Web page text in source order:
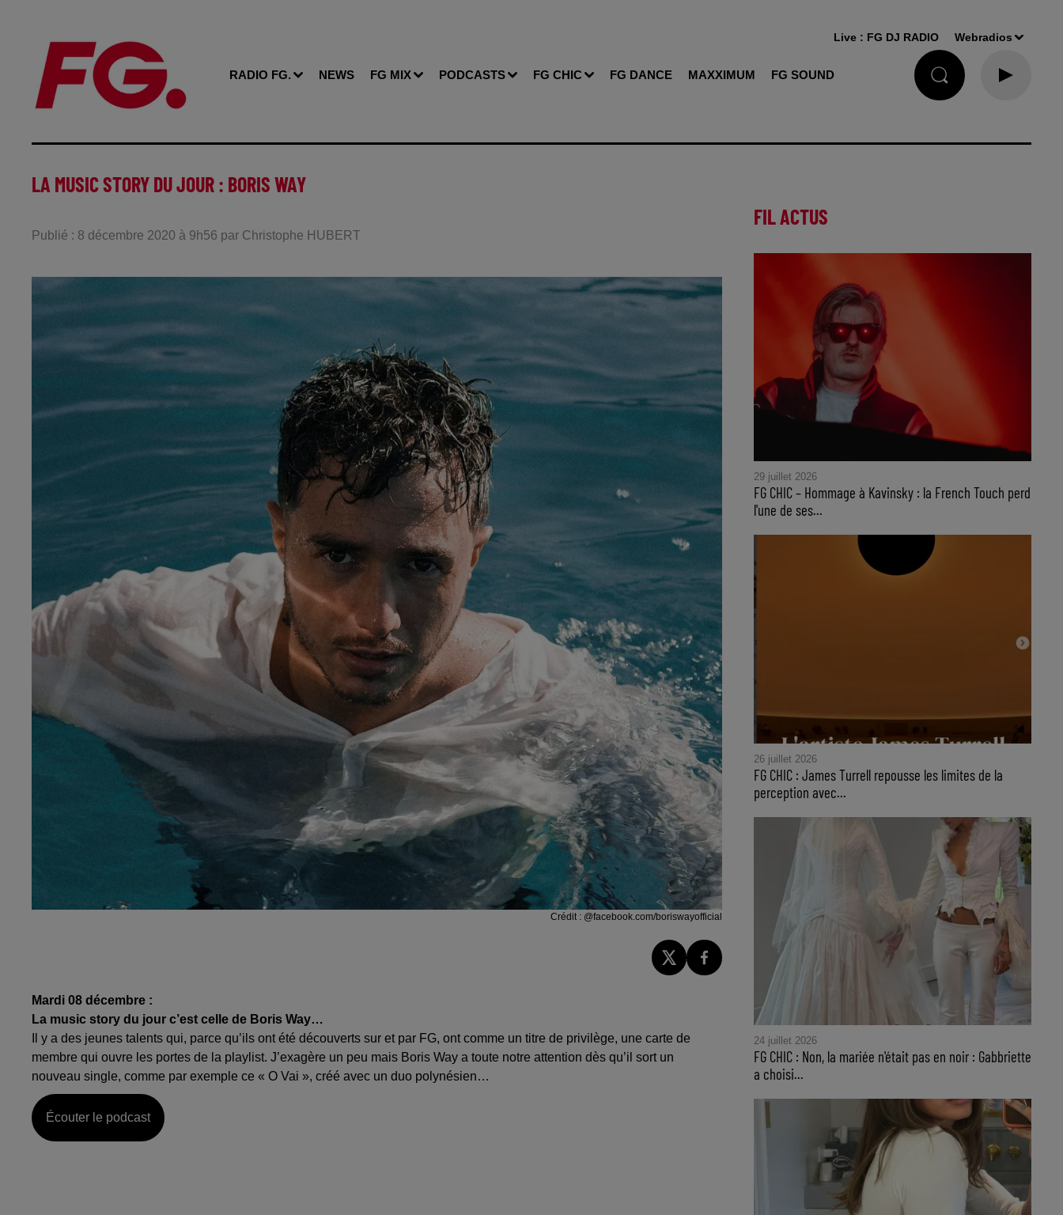
RADIO FG. NEWS FG MIX PODCASTS FG CHIC FG DANCE MAXXIMUM FG SOUND
Live : FG DJ RADIO Webradios
LA MUSIC STORY DU JOUR : BORIS WAY
Publié : 8 décembre 2020 à 9h56 par Christophe HUBERT
Crédit : @facebook.com/boriswayofficial
Mardi 08 décembre :
La music story du jour c’est celle de Boris Way…
Il y a des jeunes talents qui, parce qu’ils ont été découverts sur et par FG, ont comme un titre de privilège, une carte de
membre qui ouvre les portes de la playlist. J’exagère un peu mais Boris Way a toute notre attention dès qu’il sort un
nouveau single, comme par exemple ce « O Vai », créé avec un duo polynésien…
Écouter le podcast
FIL ACTUS
29 juillet 2026
FG CHIC – Hommage à Kavinsky : la French Touch perd
l'une de ses...
26 juillet 2026
FG CHIC : James Turrell repousse les limites de la
perception avec...
24 juillet 2026
FG CHIC : Non, la mariée n'était pas en noir : Gabbriette
a choisi...